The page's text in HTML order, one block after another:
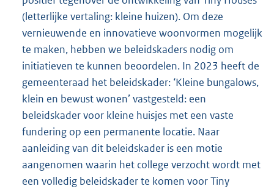
(letterlijke vertaling: kleine huizen). Om deze
vernieuwende en innovatieve woonvormen mogelijk
te maken, hebben we beleidskaders nodig om
initiatieven te kunnen beoordelen. In 2023 heeft de
gemeenteraad het beleidskader: ‘Kleine bungalows,
klein en bewust wonen’ vastgesteld: een
beleidskader voor kleine huisjes met een vaste
fundering op een permanente locatie. Naar
aanleiding van dit beleidskader is een motie
aangenomen waarin het college verzocht wordt met
een volledig beleidskader te komen voor Tiny